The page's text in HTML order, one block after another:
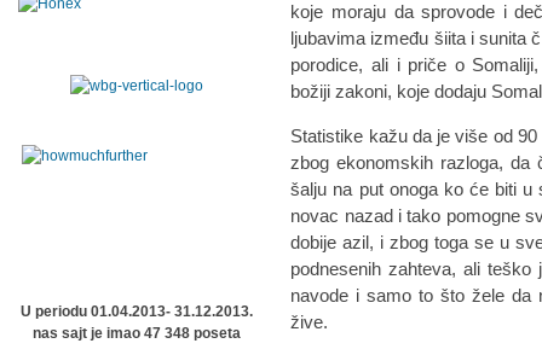
koje moraju da sprovode i
ljubavima između šiita i sunita
porodice, ali i priče o
božiji zakoni, koje dodaju
Statistike kažu da je više od
zbog ekonomskih razloga, da
šalju na put onoga ko će biti u
novac nazad i tako pomogne
dobije azil, i zbog toga se u
podnesenih zahteva, ali
navode i samo to što žele da
žive.
U periodu 01.04.2013- 31.12.2013.
nas sajt je imao 47 348 poseta